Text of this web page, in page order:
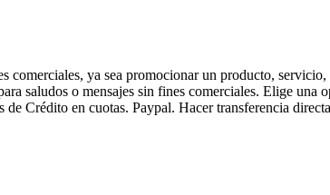
comerciales, ya sea promocionar un producto,
saludos o mensajes sin fines comerciales. Elige
Crédito en cuotas. Paypal. Hacer transferencia